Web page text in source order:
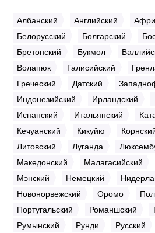
Албанский Английский
Белорусский
Болгарский
Бретонский
Букмол
Волапюк
Галисийский
Греческий
Датский
Индонезийский
Ирландский
Испанский
Итальянский
Кечуанский
Кикуйю
Литовский
Луганда
Македонский
Малагасийский
Мэнский
Немецкий
Новонорвежский
Оромо
Португальский
Романшский
Румынский
Рунди Русский